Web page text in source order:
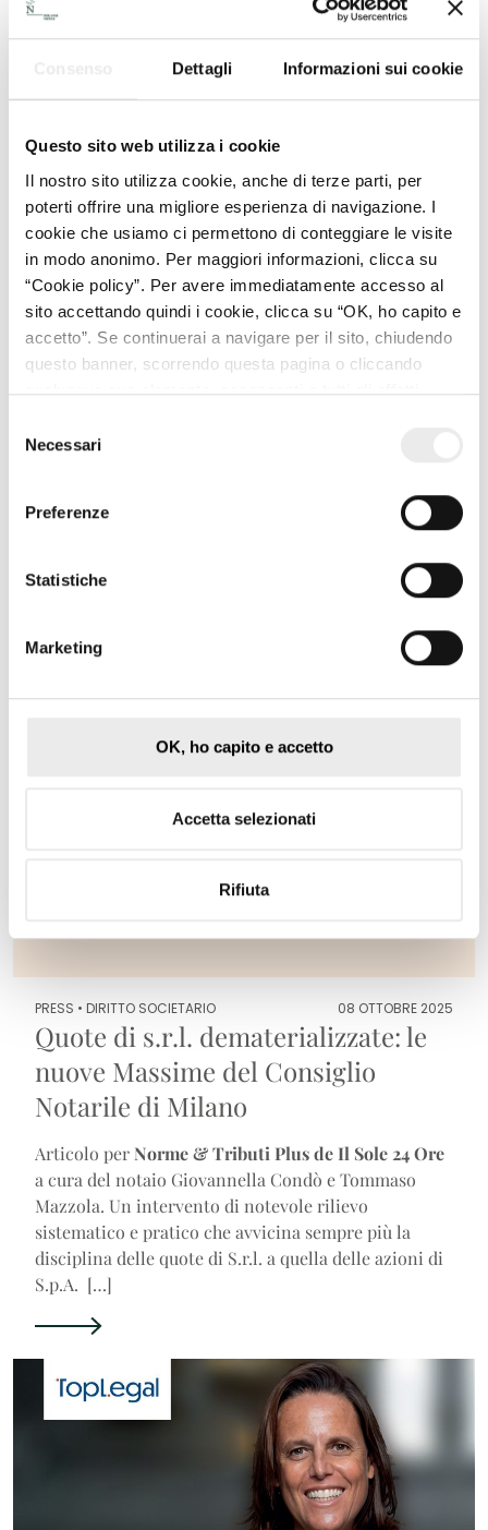
Dettagli Informazioni sui cookie
Questo sito web utilizza i cookie
Il nostro sito utilizza cookie, anche di terze parti, per
poterti offrire una migliore esperienza di navigazione. I
cookie che usiamo ci permettono di conteggiare le visite
in modo anonimo. Per maggiori informazioni, clicca su
“Cookie policy”. Per avere immediatamente accesso al
sito accettando quindi i cookie, clicca su “OK, ho capito e
accetto”. Se continuerai a navigare per il sito, chiudendo
questo banner, scorrendo questa pagina o cliccando
qualunque suo elemento, acconsenti a tutti gli effetti
sito
delNecessari
Preferenze
Statistiche
Marketing
OK, ho capito e accetto
Accetta selezionati
Rifiuta
volto della circolazione dei beni di
a cura dei notai Monica De
PRESS • DIRITTO SOCIETARIO 08 OTTOBRE 2025
Quote di s.r.l. dematerializzate: le
nuove Massime del Consiglio
Notarile di Milano
Articolo per Norme & Tributi Plus de Il Sole 24 Ore
a cura del notaio Giovannella Condò e Tommaso
Mazzola. Un intervento di notevole rilievo
sistematico e pratico che avvicina sempre più la
disciplina delle quote di S.r.l. a quella delle azioni di
S.p.A. […]